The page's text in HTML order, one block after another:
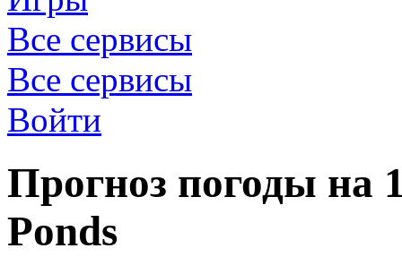
Все сервисы
Все сервисы
Войти
Прогноз погоды на
Ponds